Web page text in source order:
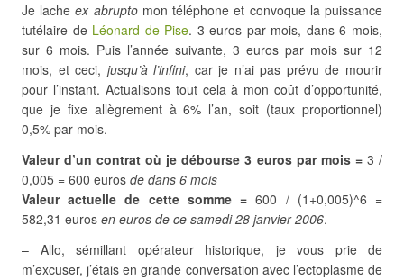
Je lacheex abruptomon téléphone et convoque la puissance
tutélaire de Léonard de Pise. 3 euros par mois, dans 6 mois,
sur 6 mois. Puis l’année suivante, 3 euros par mois sur 12
mois, et ceci, jusqu’à l’infini, car je n’ai pas prévu de mourir
pour l’instant. Actualisons tout cela à mon coût d’opportunité,
que je fixe allègrement à 6% l’an, soit (taux proportionnel)
0,5% par mois.
Valeur d’un contrat où je débourse 3 euros par mois =3 /
0,005 = 600 euros de dans 6 mois
Valeur actuelle de cette somme = 600 / (1+0,005)^6 =
582,31 euros en euros de ce samedi 28 janvier 2006.
– Allo, sémillant opérateur historique, je vous prie de
m’excuser, j’étais en grande conversation avec l’ectoplasme de